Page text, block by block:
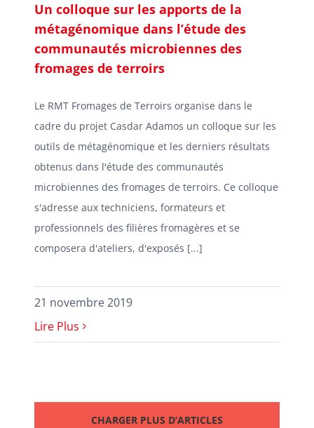
Un colloque sur les apports de la
métagénomique dans l’étude des
communautés microbiennes des
fromages de terroirs
Le RMT Fromages de Terroirs organise dans le
cadre du projet Casdar Adamos un colloque sur les
outils de métagénomique et les derniers résultats
obtenus dans l'étude des communautés
microbiennes des fromages de terroirs. Ce colloque
s'adresse aux techniciens, formateurs et
professionnels des filières fromagères et se
composera d'ateliers, d'exposés [...]
21 novembre 2019
Lire Plus
CHARGER PLUS D’ARTICLES